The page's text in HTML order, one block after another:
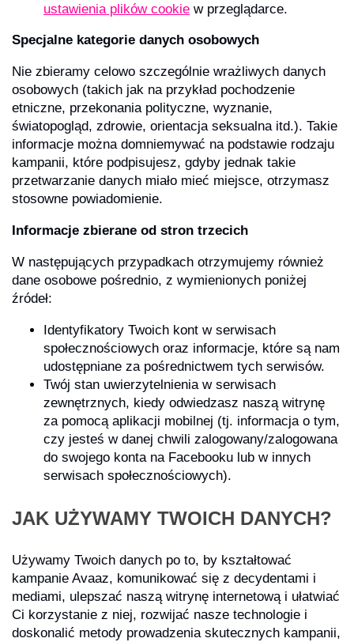
ustawienia plików cookie w przeglądarce.
Specjalne kategorie danych osobowych
Nie zbieramy celowo szczególnie wrażliwych danych
osobowych (takich jak na przykład pochodzenie
etniczne, przekonania polityczne, wyznanie,
światopogląd, zdrowie, orientacja seksualna itd.). Takie
informacje można domniemywać na podstawie rodzaju
kampanii, które podpisujesz, gdyby jednak takie
przetwarzanie danych miało mieć miejsce, otrzymasz
stosowne powiadomienie.
Informacje zbierane od stron trzecich
W następujących przypadkach otrzymujemy również
dane osobowe pośrednio, z wymienionych poniżej
źródeł:
Identyfikatory Twoich kont w serwisach
społecznościowych oraz informacje, które są nam
udostępniane za pośrednictwem tych serwisów.
Twój stan uwierzytelnienia w serwisach
zewnętrznych, kiedy odwiedzasz naszą witrynę
za pomocą aplikacji mobilnej (tj. informacja o tym,
czy jesteś w danej chwili zalogowany/zalogowana
do swojego konta na Facebooku lub w innych
serwisach społecznościowych).
JAK UŻYWAMY TWOICH DANYCH?
Używamy Twoich danych po to, by kształtować
kampanie Avaaz, komunikować się z decydentami i
mediami, ulepszać naszą witrynę internetową i ułatwiać
Ci korzystanie z niej, rozwijać nasze technologie i
doskonalić metody prowadzenia skutecznych kampanii,